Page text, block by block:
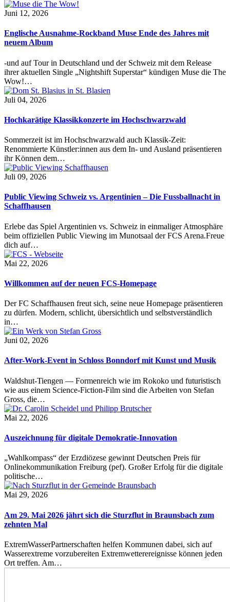
Juni 12, 2026
Englische Ausnahme-Rockband Muse Ende des Jahres mit
neuem Album
-und auf Tour in Deutschland und der Schweiz mit dem Release
ihrer aktuellen Single „Nightshift Superstar“ kündigen Muse die The
Wow!…
Juli 04, 2026
Hochkarätige Klassikkonzerte im Hochschwarzwald
Sommerzeit ist im Hochschwarzwald auch Klassik-Zeit:
Renommierte Künstler:innen aus dem In- und Ausland präsentieren
ihr Können dem…
Juli 09, 2026
Public Viewing Schweiz vs. Argentinien – Die Fussballnacht in
Schaffhausen
Erlebe das Spiel Argentinien vs. Schweiz in einmaliger Atmosphäre
beim offiziellen Public Viewing im Munotsaal der FCS Arena.Freue
dich auf…
Mai 22, 2026
Willkommen auf der neuen FCS-Homepage
Der FC Schaffhausen freut sich, seine neue Homepage präsentieren
zu dürfen. Modern, schlicht, übersichtlich und selbstverständlich
in…
Juni 02, 2026
After-Work-Event in Schloss Bonndorf mit Kunst und Musik
Waldshut-Tiengen — Formenreich wie im Rokoko und futuristisch
wie aus einem Science-Fiction-Film sind die Arbeiten von Stefan
Gross, die…
Mai 22, 2026
Auszeichnung für digitale Demokratie-Innovation
„Wahlkompass“ der Erzdiözese gewinnt Deutschen Preis für
Onlinekommunikation Freiburg (pef). Großer Erfolg für die digitale
politische…
Mai 29, 2026
Am 29. Mai 2026 jährt sich die Sturzflut in Braunsbach zum
zehnten Mal
ExtremWasserPartnerschaften helfen Kommunen dabei, sich auf
Wasserextreme vorzubereiten Extremwetterereignisse können jeden
Ort treffen. Am…